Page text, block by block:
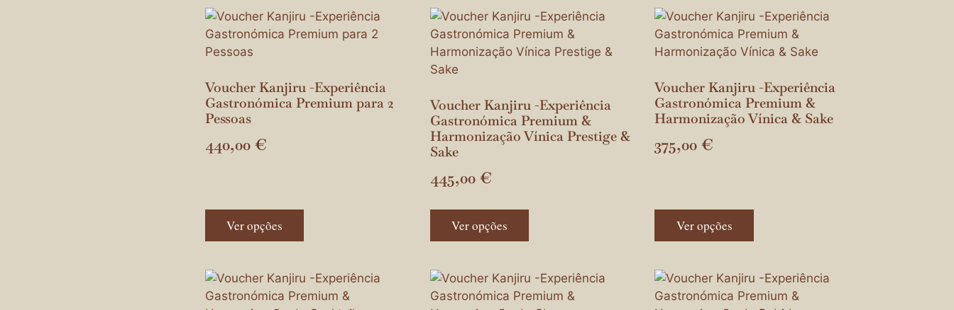
Voucher Kanjiru -Experiência
Gastronómica Premium para 2
Pessoas
440,00 €
Ver opções
Voucher Kanjiru -Experiência
Gastronómica Premium &
Harmonização Vínica Prestige &
Sake
445,00 €
Ver opções
Voucher Kanjiru -Experiência
Gastronómica Premium &
Harmonização Vínica & Sake
375,00 €
Ver opções